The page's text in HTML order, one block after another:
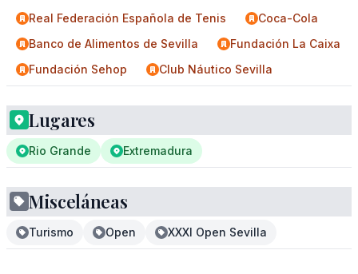
Real Federación Española de Tenis
Coca-Cola
Banco de Alimentos de Sevilla
Fundación La Caixa
Fundación Sehop
Club Náutico Sevilla
Lugares
Rio Grande Extremadura
Misceláneas
Turismo Open XXXI Open Sevilla